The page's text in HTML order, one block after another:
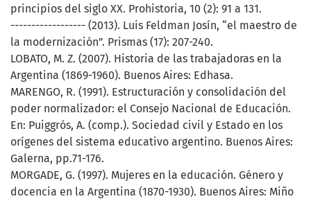
principios del siglo XX. Prohistoria, 10 (2): 91 a 131.
------------------ (2013). Luis Feldman Josín, “el maestro de
la modernización”. Prismas (17): 207-240.
LOBATO, M. Z. (2007). Historia de las trabajadoras en la
Argentina (1869-1960). Buenos Aires: Edhasa.
MARENGO, R. (1991). Estructuración y consolidación del
poder normalizador: el Consejo Nacional de Educación.
En: Puiggrós, A. (comp.). Sociedad civil y Estado en los
orígenes del sistema educativo argentino. Buenos Aires:
Galerna, pp.71-176.
MORGADE, G. (1997). Mujeres en la educación. Género y
docencia en la Argentina (1870-1930). Buenos Aires: Miño